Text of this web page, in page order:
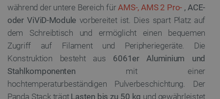
während der untere Bereich für AMS-, AMS 2 Pro- , ACE-
oder ViViD-Module vorbereitet ist. Dies spart Platz auf
dem Schreibtisch und ermöglicht einen bequemen
Zugriff auf Filament und Peripheriegeräte. Die
Konstruktion besteht aus 6061er Aluminium und
Stahlkomponenten mit einer
hochtemperaturbeständigen Pulverbeschichtung. Der
Panda Stack trägt Lasten bis zu 50 kg und gewährleistet